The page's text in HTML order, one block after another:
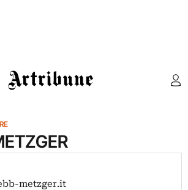
Artribune
metzger.it